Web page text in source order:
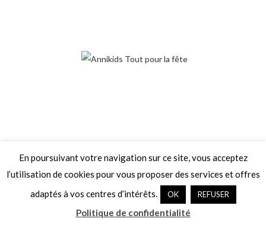
En poursuivant votre navigation sur ce site, vous acceptez
l’utilisation de cookies pour vous proposer des services et offres
adaptés à vos centres d’intérêts.
OK REFUSER
Politique de confidentialité